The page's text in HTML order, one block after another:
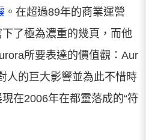
。在超過89年的商業運營
了極為濃重的幾頁，而他
所要表達的價值觀：Aur
人的巨大影響並為此不惜時
在2006年在都靈落成的“符